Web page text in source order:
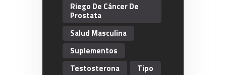
Riego De Cáncer De
Prostata
Salud Masculina
Suplementos
Testosterona
Tipo